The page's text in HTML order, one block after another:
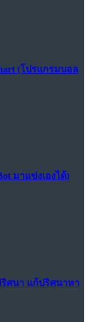
(โปรแกรมบอล
มาแข่งเองได้)
ริศนา แก้ปริศนาหา